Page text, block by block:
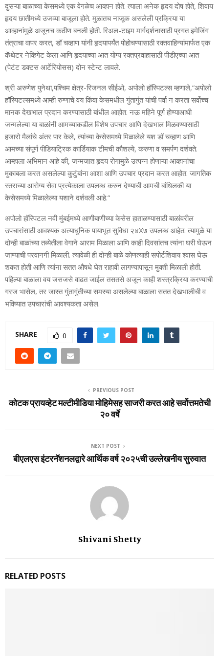
दुसऱ्या बाळाच्या केसमध्ये एक वेगळेच आव्हान होते. त्याला अनेक हृदय दोष होते, शिवाय
हृदय छातीमध्ये उजव्या बाजूला होते. मुळातच नाजूक असलेली प्रक्रिया या
आव्हानांमुळे अजूनच कठीण बनली होती. रिअल-टाइम मार्गदर्शनासाठी प्रगत इमेजिंग
तंत्राचा वापर करत, डॉ चव्हाण यांनी हृदयापर्यंत पोहोचण्यासाठी रक्तवाहिन्यांमार्फत एक
कॅथेटर नेव्हिगेट केला आणि हृदयाच्या आत योग्य रक्तप्रवाहासाठी पीडीएच्या आत
(पेटंट डक्टस आर्टेरियोसस) दोन स्टेन्ट लावले.
श्री अरुणेश पुनेथा,पश्चिम क्षेत्र-रिजनल सीईओ, अपोलो हॉस्पिटल्स म्हणाले,”अपोलो
हॉस्पिटल्समध्ये आम्ही रुग्णाचे वय किंवा केसमधील गुंतागुंत यांची पर्वा न करता सर्वोच्च
मानक देखभाल प्रदान करण्यासाठी बांधील आहोत. नऊ महिने पूर्ण होण्याआधी
जन्मलेल्या या बाळांनी आमच्याकडील विशेष उपचार आणि देखभाल मिळवण्यासाठी
हजारो मैलांचे अंतर पार केले, त्यांच्या केसेसमध्ये मिळालेले यश डॉ चव्हाण आणि
आमच्या संपूर्ण पीडियाट्रिक कार्डियाक टीमची कौशल्ये, करुणा व समर्पण दर्शवते.
आम्हाला अभिमान आहे की, जन्मजात हृदय रोगामुळे उत्पन्न होणाऱ्या आव्हानांचा
मुकाबला करत असलेल्या कुटुंबांना आशा आणि उपचार प्रदान करत आहोत. जागतिक
स्तराच्या आरोग्य सेवा प्रत्येकाला उपलब्ध करुन देण्याची आमची बांधिलकी या
केसेसमध्ये मिळालेल्या यशाने दर्शवली आहे.”
अपोलो हॉस्पिटल नवी मुंबईमध्ये आणीबाणीच्या केसेस हाताळण्यासाठी बाळांवरील
उपचारांसाठी आवश्यक अत्याधुनिक पायाभूत सुविधा २४X७ उपलब्ध आहेत. त्यामुळे या
दोन्ही बाळांच्या तब्येतीला वेगाने आराम मिळाला आणि काही दिवसांतच त्यांना घरी घेऊन
जाण्याची परवानगी मिळाली. त्यावेळी ही दोन्ही बाळे कोणत्याही सपोर्टशिवाय श्वास घेऊ
शकत होती आणि त्यांना सतत औषधे घेत राहावी लागण्यापासून मुक्ती मिळाली होती.
पहिल्या बाळाला वय जसजसे वाढत जाईल तसतसे अजून काही शस्त्रक्रिया करण्याची
गरज भासेल, तर जास्त गुंतागुंतीच्या समस्या असलेल्या बाळाला सतत देखभालीची व
भविष्यात उपचारांची आवश्यकता असेल.
SHARE 0
PREVIOUS POST
कोटक प्रायव्‍हेट मल्‍टीमीडिया मोहिमेसह साजरी करत आहे सर्वोत्तमतेची
२० वर्षे
NEXT POST
बीएलएस इंटरनॅशनलद्वारे आर्थिक वर्ष २०२५ची उल्‍लेखनीय सुरुवात
Shivani Shetty
RELATED POSTS